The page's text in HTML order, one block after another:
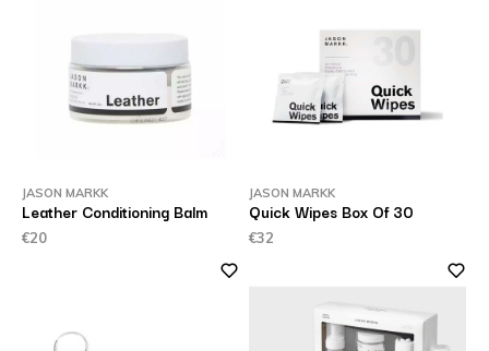
JASON MARKK
Leather Conditioning Balm
€20
JASON MARKK
Quick Wipes Box Of 30
€32